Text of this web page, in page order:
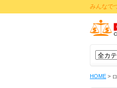
みんなで
HOME >